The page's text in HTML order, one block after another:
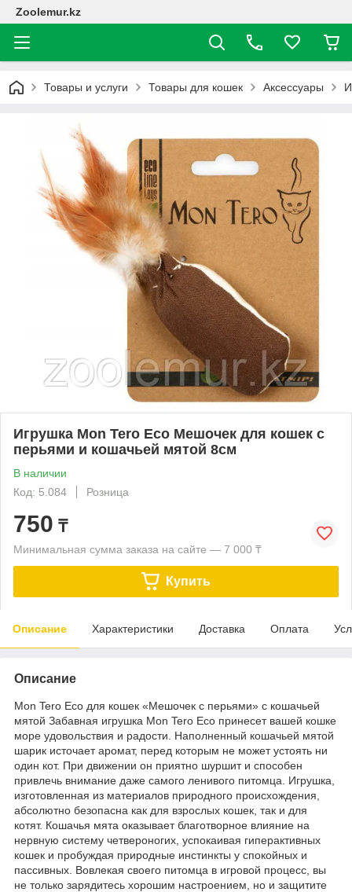
Zoolemur.kz
Товары и услуги Товары для кошек Аксессуары
Игрушка Mon Tero Eco Мешочек для кошек с
перьями и кошачьей мятой 8см
В наличии
Код: 5.084
Розница
750 ₸
Минимальная сумма заказа на сайте — 7 000 ₸
Купить
Описание Характеристики Доставка Оплата
Описание
Mon Tero Eco для кошек «Мешочек с перьями» с кошачьей
мятой Забавная игрушка Mon Tero Eco принесет вашей кошке
море удовольствия и радости. Наполненный кошачьей мятой
шарик источает аромат, перед которым не может устоять ни
один кот. При движении он приятно шуршит и способен
привлечь внимание даже самого ленивого питомца. Игрушка,
изготовленная из материалов природного происхождения,
абсолютно безопасна как для взрослых кошек, так и для
котят. Кошачья мята оказывает благотворное влияние на
нервную систему четвероногих, успокаивая гиперактивных
кошек и пробуждая природные инстинкты у спокойных и
пассивных. Вовлекая своего питомца в игровой процесс, вы
не только зарядитесь хорошим настроением, но и защитите